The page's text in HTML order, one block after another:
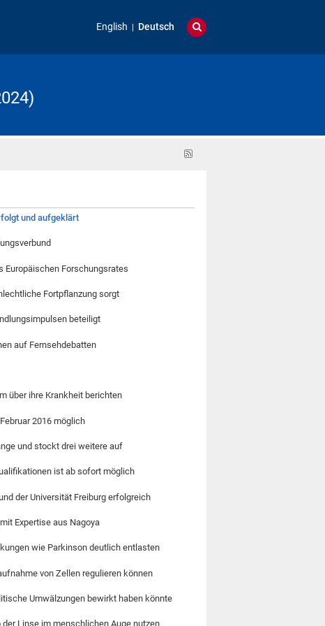
English Deutsch
und aufgeklärt
Europäischen Forschungsrates
Fortpflanzung sorgt
beteiligt
auf Fernsehdebatten
über ihre Krankheit berichten
2016 möglich
und stockt drei weitere auf
ist ab sofort möglich
der Universität Freiburg erfolgreich
Expertise aus Nagoya
wie Parkinson deutlich entlasten
von Zellen regulieren können
Umwälzungen bewirkt haben könnte
Linse im menschlichen Auge nutzen